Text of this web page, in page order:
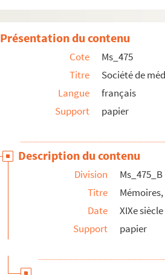
Présentation du contenu
Cote
Ms_475
Titre
Société de
Langue
français
Support
papier
Description du contenu
Division
Ms_475_B
Titre
Date
XIXe siècle
Support
papier